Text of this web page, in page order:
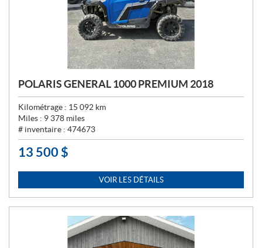
POLARIS GENERAL 1000 PREMIUM 2018
Kilométrage : 15 092 km
Miles : 9 378 miles
# inventaire : 474673
P
X
13 500 $
VOIR LES DÉTAILS